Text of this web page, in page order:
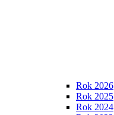
Rok 2026
Rok 2025
Rok 2024